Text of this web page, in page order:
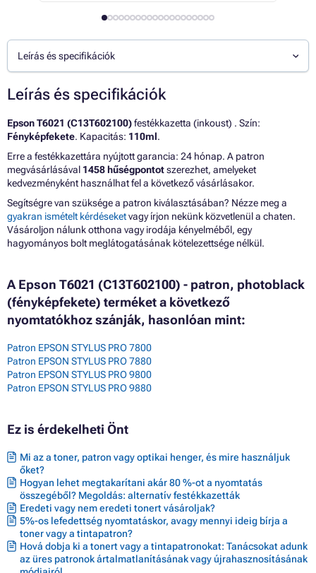
Leírás és specifikációk
Leírás és specifikációk
Epson T6021 (C13T602100)festékkazetta (inkoust) . Szín:
Fényképfekete. Kapacitás: 110ml.
Erre a festékkazettára nyújtott garancia: 24 hónap. A patron
megvásárlásával 1458 hűségpontotszerezhet, amelyeket
kedvezményként használhat fel a következő vásárlásakor.
Segítségre van szüksége a patron kiválasztásában? Nézze meg a
gyakran ismételt kérdéseketvagy írjon nekünk közvetlenül a chaten.
Vásároljon nálunk otthona vagy irodája kényelméből, egy
hagyományos bolt meglátogatásának kötelezettsége nélkül.
A Epson T6021 (C13T602100) - patron, photoblack
(fényképfekete) terméket a következő
nyomtatókhoz szánják, hasonlóan mint:
Patron EPSON STYLUS PRO 7800
Patron EPSON STYLUS PRO 7880
Patron EPSON STYLUS PRO 9800
Patron EPSON STYLUS PRO 9880
Ez is érdekelheti Önt
Mi az a toner, patron vagy optikai henger, és mire használjuk
őket?
Hogyan lehet megtakarítani akár 80 %-ot a nyomtatás
összegéből? Megoldás: alternatív festékkazetták
Eredeti vagy nem eredeti tonert vásároljak?
5%-os lefedettség nyomtatáskor, avagy mennyi ideig bírja a
toner vagy a tintapatron?
Hová dobja ki a tonert vagy a tintapatronokat: Tanácsokat adunk
az üres patronok ártalmatlanításának vagy újrahasznosításának